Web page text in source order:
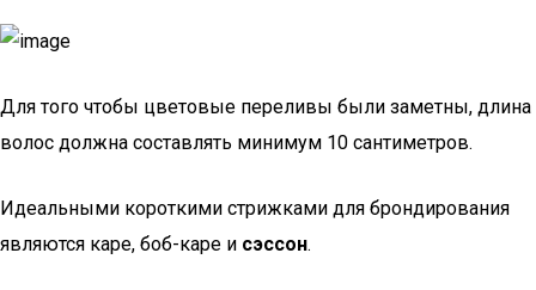
Для того чтобы цветовые переливы были заметны, длина
волос должна составлять минимум 10 сантиметров.
Идеальными короткими стрижками для брондирования
являются каре, боб-каре и сэссон.